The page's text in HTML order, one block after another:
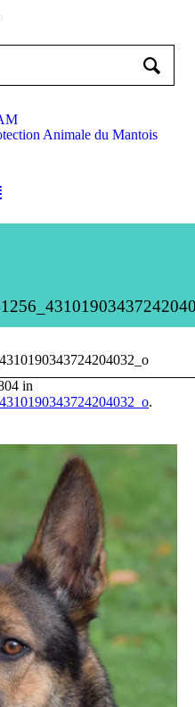
Animale du Mantois
in
.